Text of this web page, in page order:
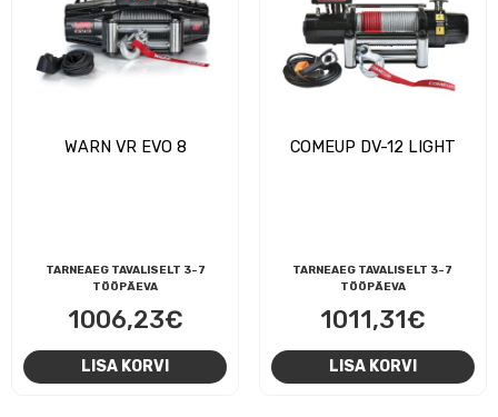
WARN VR EVO 8
TARNEAEG TAVALISELT 3-7
TÖÖPÄEVA
1006,23€
LISA KORVI
COMEUP DV-12 LIGHT
TARNEAEG TAVALISELT 3-7
TÖÖPÄEVA
1011,31€
LISA KORVI